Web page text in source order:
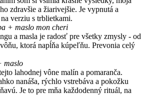
zdravšie a žiarivejšie. Je vypnutá a
verziu s trblietkami.
+ maslo mon cheri
a masla je radosť pre všetky zmysly - od
ktorá napĺňa kúpeľňu. Prevonia celý
maslo
lahodnej vône malín a pomaranča.
nanáša, rýchlo vstrebáva a pokožku
Je to pre mňa každodenný rituál, na